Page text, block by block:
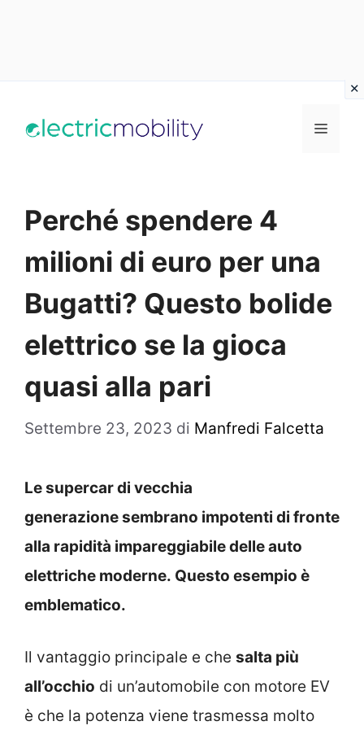
Menu
Perché spendere 4
milioni di euro per una
Bugatti? Questo bolide
elettrico se la gioca
quasi alla pari
Settembre 23, 2023 di Manfredi Falcetta
Le supercar di vecchia
generazione sembrano impotenti di fronte
alla rapidità impareggiabile delle auto
elettriche moderne. Questo esempio è
emblematico.
Il vantaggio principale e che salta più
all’occhio di un’automobile con motore EV
è che la potenza viene trasmessa molto